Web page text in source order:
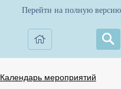
Перейти на полную версию
Календарь мероприятий